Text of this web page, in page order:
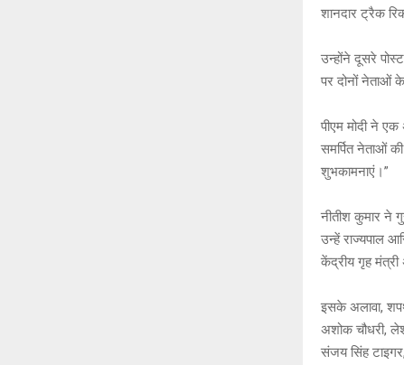
शानदार ट्रैक
उन्होंने दूसरे
पर दोनों नेताओं
पीएम मोदी ने
समर्पित नेताओं
शुभकामनाएं।”
नीतीश कुमार ने
उन्हें राज्यपाल
केंद्रीय गृह मंत्री
इसके अलावा,
अशोक चौधरी,
संजय सिंह